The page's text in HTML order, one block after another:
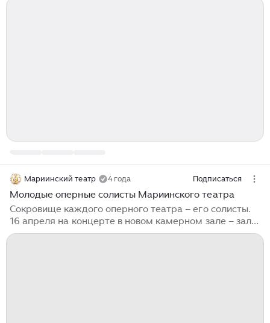
Мариинский театр 4 года Подписаться
Молодые оперные солисты Мариинского театра
Сокровище каждого оперного театра – его солисты.
16 апреля на концерте в новом камерном зале – зале
Рахманинова – можно будет услышать сразу девять